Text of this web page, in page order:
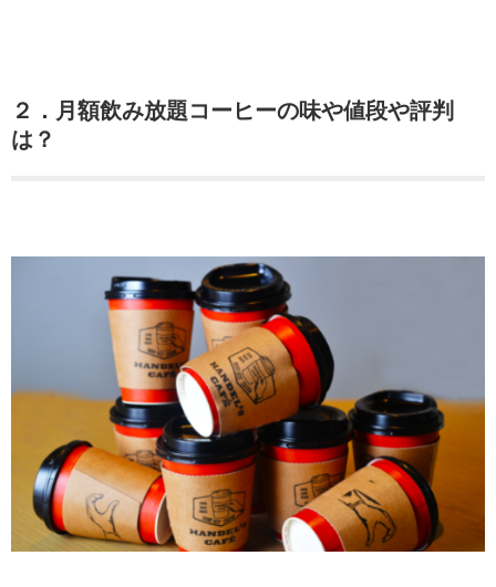
２．月額飲み放題コーヒーの味や値段や評判
は？